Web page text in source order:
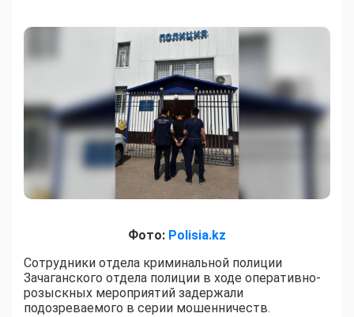
Фото: Polisia.kz
Сотрудники отдела криминальной полиции
Зачаганского отдела полиции в ходе оперативно-
розыскных мероприятий задержали
подозреваемого в серии мошенничеств.